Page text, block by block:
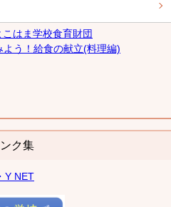
はま学校食育財団
う！給食の献立(料理編)
ク集
Y NET